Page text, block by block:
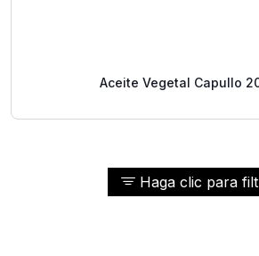
Haga clic para
Aceite Vegetal Capullo